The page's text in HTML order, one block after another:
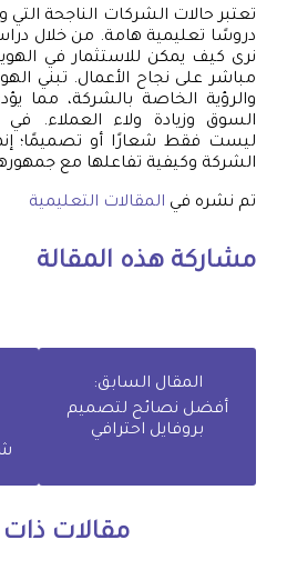
تعتبر حالات الشركات الناجحة
دروسًا تعليمية هامة. من خلال
نرى كيف يمكن للاستثمار في
مباشر على نجاح الأعمال. تبني
والرؤية الخاصة بالشركة، مما
السوق وزيادة ولاء العملاء. في
ليست فقط شعارًا أو تصميمًا؛
الشركة وكيفية تفاعلها مع
تم نشره في المقالات التعليمية
مشاركة هذه المقالة
المقال السابق:
أفضل نصائح لتصميم
بروفايل احترافي
مقالات